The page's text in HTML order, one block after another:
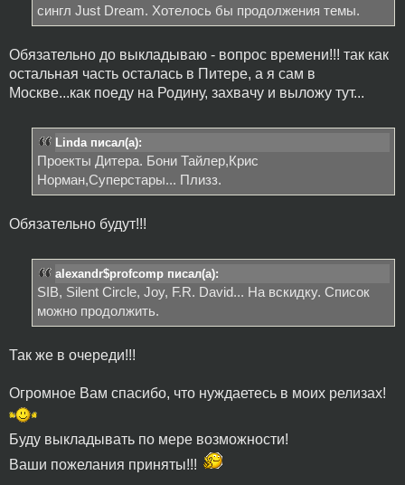
сингл Just Dream. Хотелось бы продолжения темы.
Обязательно до выкладываю - вопрос времени!!! так как
остальная часть осталась в Питере, а я сам в
Москве...как поеду на Родину, захвачу и выложу тут...
Linda писал(а):
Проекты Дитера. Бони Тайлер,Крис
Норман,Суперстары... Плизз.
Обязательно будут!!!
alexandr$profcomp писал(а):
SIB, Silent Circle, Joy, F.R. David... На вскидку. Список
можно продолжить.
Так же в очереди!!!
Огромное Вам спасибо, что нуждаетесь в моих релизах!
Буду выкладывать по мере возможности!
Ваши пожелания приняты!!!